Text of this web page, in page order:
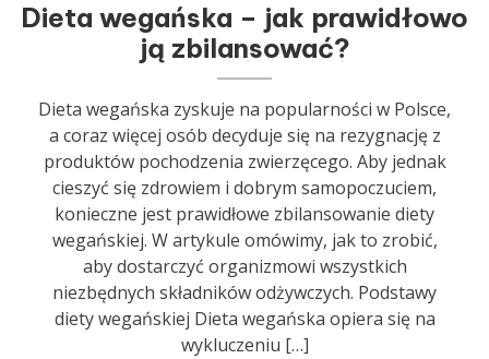
Dieta wegańska – jak prawidłowo
ją zbilansować?
Dieta wegańska zyskuje na popularności w Polsce,
a coraz więcej osób decyduje się na rezygnację z
produktów pochodzenia zwierzęcego. Aby jednak
cieszyć się zdrowiem i dobrym samopoczuciem,
konieczne jest prawidłowe zbilansowanie diety
wegańskiej. W artykule omówimy, jak to zrobić,
aby dostarczyć organizmowi wszystkich
niezbędnych składników odżywczych. Podstawy
diety wegańskiej Dieta wegańska opiera się na
wykluczeniu […]